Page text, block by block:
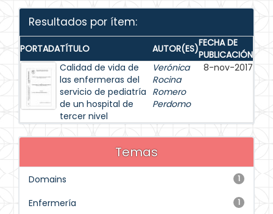
Resultados por ítem:
PORTADATÍTULO AUTOR(ES)FECHA DE
PUBLICACIÓN
Calidad de vida de
las enfermeras del
servicio de pediatría
de un hospital de
tercer nivel
Verónica
Rocina
Romero
Perdomo
8-nov-2017
Temas
1
Domains
1
Enfermería